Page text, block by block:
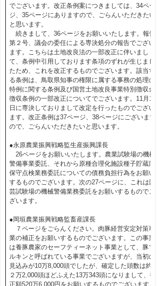
でございます。改正条例案につきましては、34ペー
ジ、35ページにありますので、ごらんいただきたい
と思います。
続きまして、36ページをお願いいたします。報告
第２号、議会の委任による専決処分の報告でござい
ます。こちらは土地改良法の一部改正に伴いまし
て、条例中引用しております条項のずれが生じまし
たため、これを改正するものでございます。該当す
る条例は、鳥取県知事の権限に属する事務の処理の
特例に関する条例及び国営土地改良事業特別徴収金
徴収条例の一部改正についてでございます。11月16
日に専決しておりまして改定を行ったものでござい
ます。改正条例は37ページ、38ページにございます
ので、ごらんいただきたいと思います。
●永原農業振興戦略監生産振興課長
26ページをお願いいたします。農業試験場の機械
警備事業委託、それから原種合理化施設種子貯蔵庫
保守点検業務委託についての債務負担行為をお願い
するものでございます。次の27ページに、これは園
芸試験場の機械警備業務委託をお願いするものでご
ざいます。
●岡垣農業振興戦略監畜産課長
７ページをごらんください。肉豚経営安定対策事
業の補正をお願いするものでございます。この事業
は養豚農家のセーフティーネット事業として、豚マ
ルキンと呼ばれている事業でございますが、当初の
見込みが10万8,000頭でしたが、確定した頭数は約
２万2,000頭ほどふえた13万343頭になりまして、補
正額520万6,000円をお願いするものでございます。